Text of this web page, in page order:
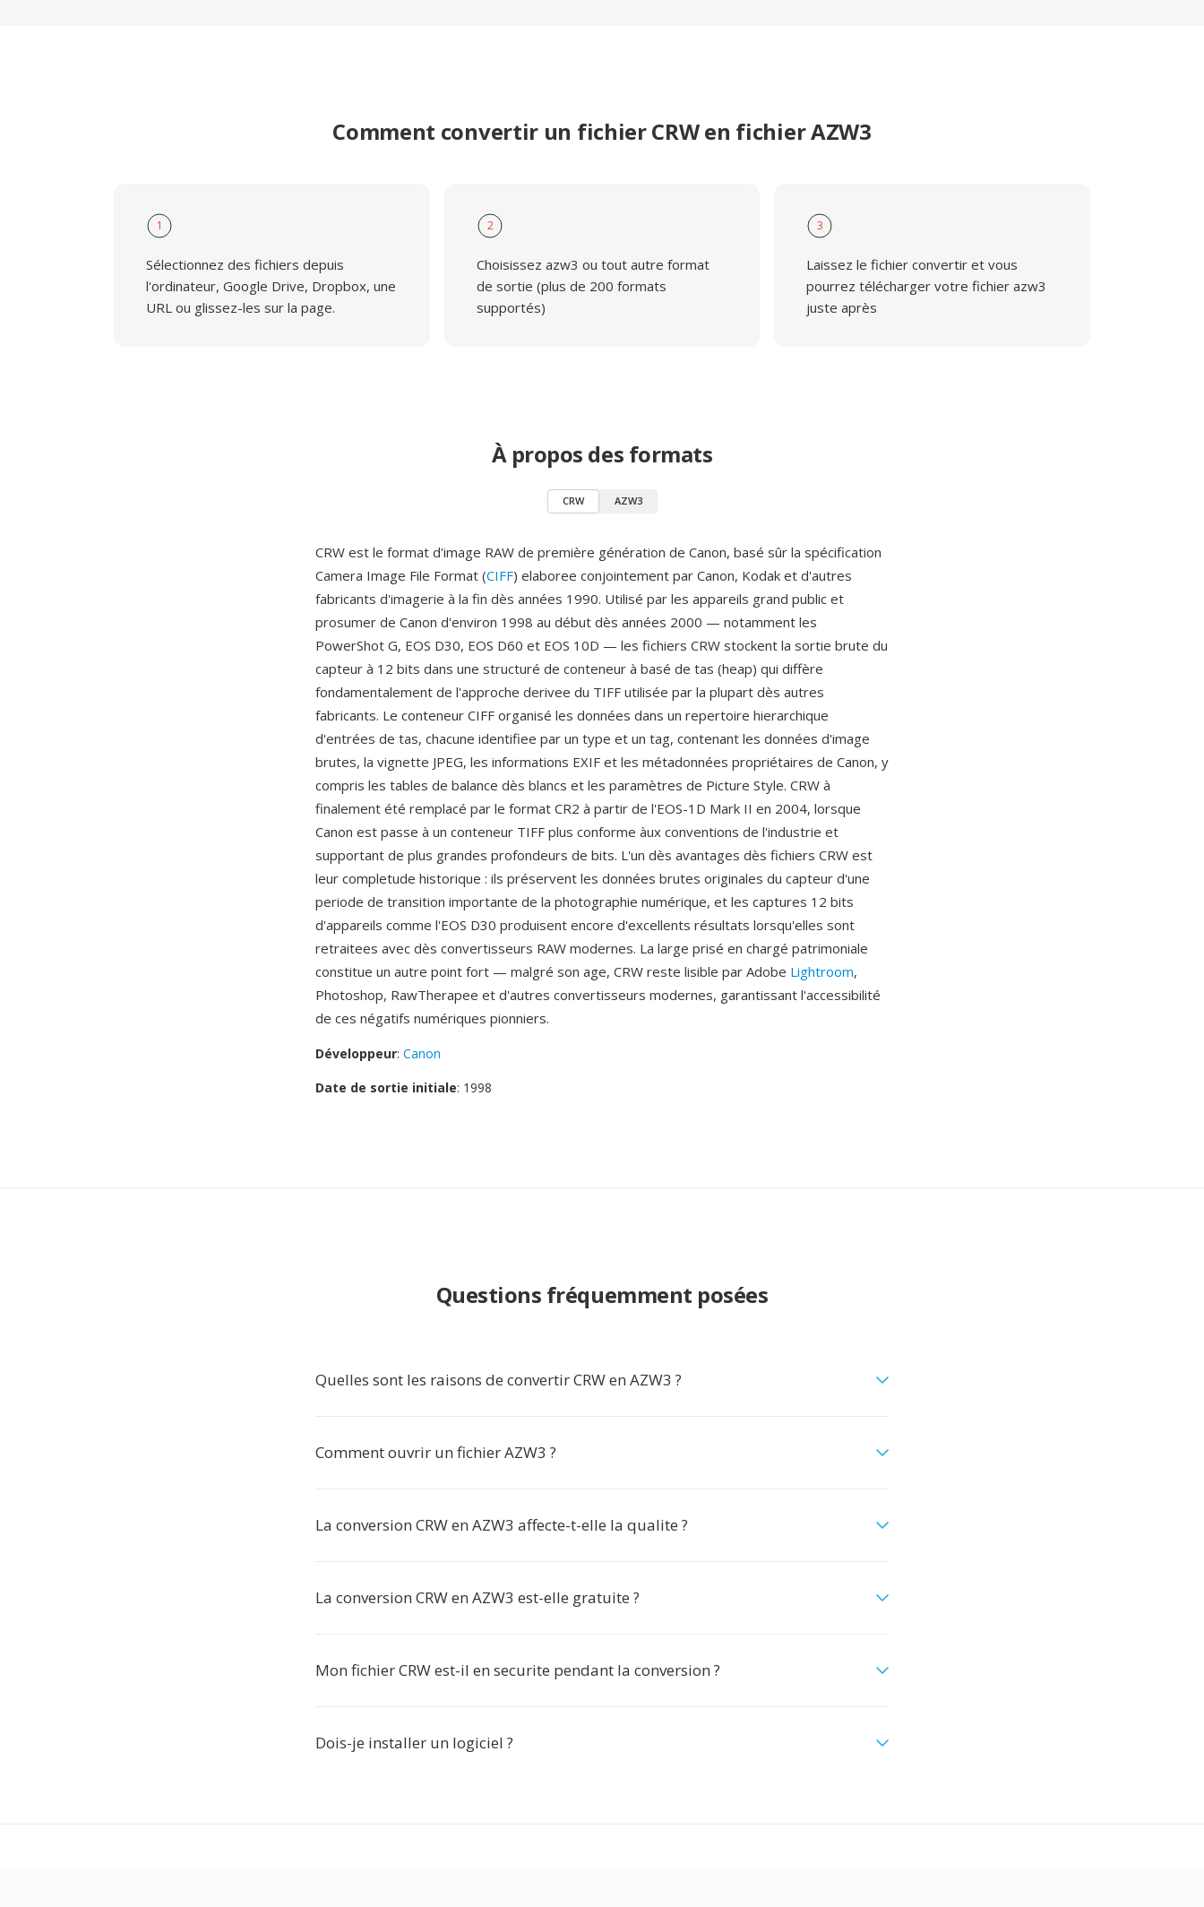
Comment convertir un fichier CRW en fichier AZW3
1
Sélectionnez des fichiers depuis
l'ordinateur, Google Drive, Dropbox, une
URL ou glissez-les sur la page.
2
Choisissez azw3 ou tout autre format
de sortie (plus de 200 formats
supportés)
3
Laissez le fichier convertir et vous
pourrez télécharger votre fichier azw3
juste après
À propos des formats
CRW AZW3
CRW est le format d'image RAW de première génération de Canon, basé sûr la spécification
Camera Image File Format (CIFF) elaboree conjointement par Canon, Kodak et d'autres
fabricants d'imagerie à la fin dès années 1990. Utilisé par les appareils grand public et
prosumer de Canon d'environ 1998 au début dès années 2000 — notamment les
PowerShot G, EOS D30, EOS D60 et EOS 10D — les fichiers CRW stockent la sortie brute du
capteur à 12 bits dans une structuré de conteneur à basé de tas (heap) qui diffère
fondamentalement de l'approche derivee du TIFF utilisée par la plupart dès autres
fabricants. Le conteneur CIFF organisé les données dans un repertoire hierarchique
d'entrées de tas, chacune identifiee par un type et un tag, contenant les données d'image
brutes, la vignette JPEG, les informations EXIF et les métadonnées propriétaires de Canon, y
compris les tables de balance dès blancs et les paramètres de Picture Style. CRW à
finalement été remplacé par le format CR2 à partir de l'EOS-1D Mark II en 2004, lorsque
Canon est passe à un conteneur TIFF plus conforme àux conventions de l'industrie et
supportant de plus grandes profondeurs de bits. L'un dès avantages dès fichiers CRW est
leur completude historique : ils préservent les données brutes originales du capteur d'une
periode de transition importante de la photographie numérique, et les captures 12 bits
d'appareils comme l'EOS D30 produisent encore d'excellents résultats lorsqu'elles sont
retraitees avec dès convertisseurs RAW modernes. La large prisé en chargé patrimoniale
constitue un autre point fort — malgré son age, CRW reste lisible par Adobe Lightroom,
Photoshop, RawTherapee et d'autres convertisseurs modernes, garantissant l'accessibilité
de ces négatifs numériques pionniers.
Développeur: Canon
Date de sortie initiale: 1998
Questions fréquemment posées
Quelles sont les raisons de convertir CRW en AZW3 ?
Comment ouvrir un fichier AZW3 ?
La conversion CRW en AZW3 affecte-t-elle la qualite ?
La conversion CRW en AZW3 est-elle gratuite ?
Mon fichier CRW est-il en securite pendant la conversion ?
Dois-je installer un logiciel ?